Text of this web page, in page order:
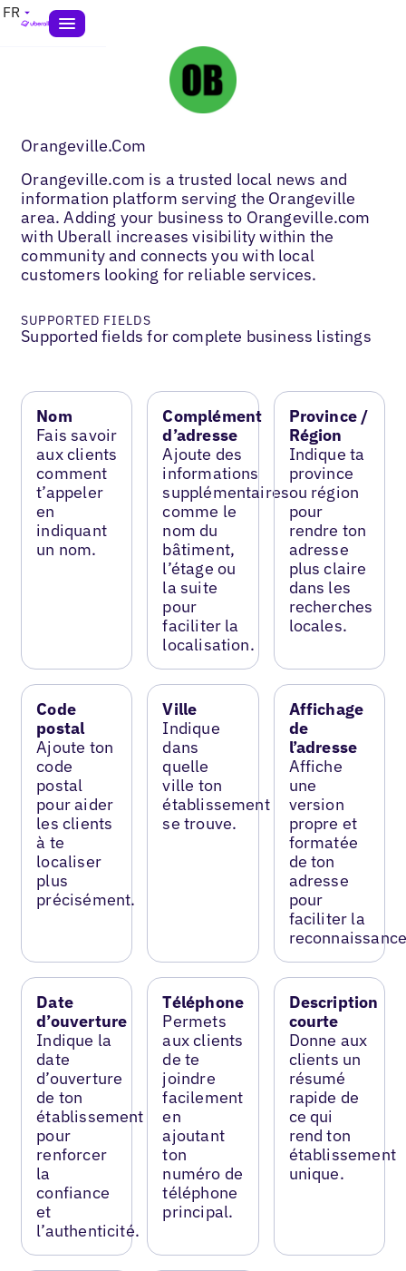
FR
Orangeville.Com
Orangeville.com is a trusted local news and
information platform serving the Orangeville
area. Adding your business to Orangeville.com
with Uberall increases visibility within the
community and connects you with local
customers looking for reliable services.
SUPPORTED FIELDS
Supported fields for complete business listings
Nom
Fais savoir
aux clients
comment
t’appeler
en
indiquant
un nom.
Complément
d’adresse
Ajoute des
informations
supplémentaires
comme le
nom du
bâtiment,
l’étage ou
la suite
pour
faciliter la
localisation.
Province /
Région
Indique ta
province
ou région
pour
rendre ton
adresse
plus claire
dans les
recherches
locales.
Code
postal
Ajoute ton
code
postal
pour aider
les clients
à te
localiser
plus
précisément.
Ville
Indique
dans
quelle
ville ton
établissement
se trouve.
Affichage
de
l’adresse
Affiche
une
version
propre et
formatée
de ton
adresse
pour
faciliter la
Date
d’ouverture
Indique la
date
d’ouverture
de ton
établissement
pour
renforcer
la
confiance
et
l’authenticité.
Téléphone
Permets
aux clients
de te
joindre
facilement
en
ajoutant
ton
numéro de
téléphone
principal.
Description
courte
Donne aux
clients un
résumé
rapide de
ce qui
rend ton
établissement
unique.